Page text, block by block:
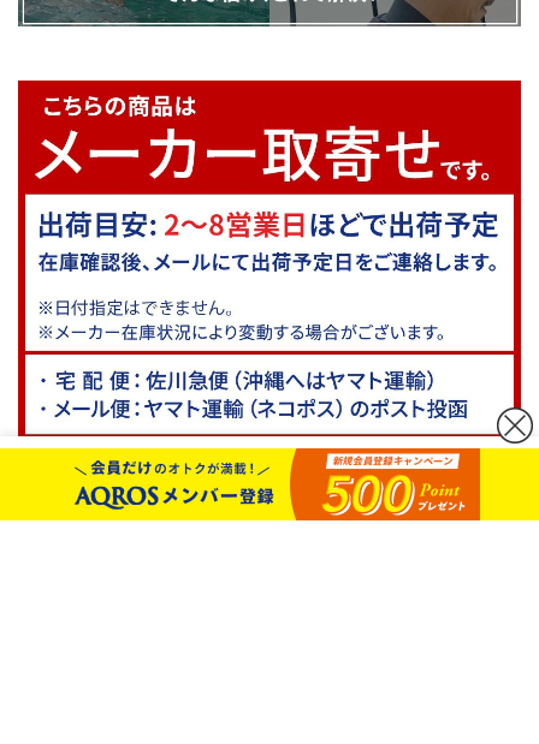
カートボタンへ移動